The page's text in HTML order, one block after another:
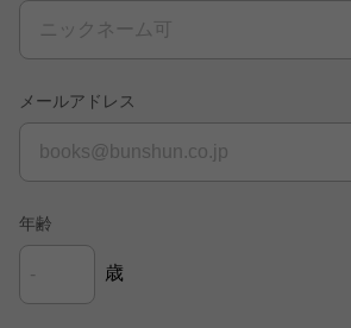
メールアドレス
年齢
歳